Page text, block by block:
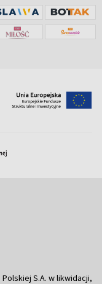
S.A. w likwidacji,